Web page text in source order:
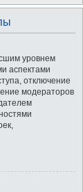
уровнем
аспектами
отключение
модераторов